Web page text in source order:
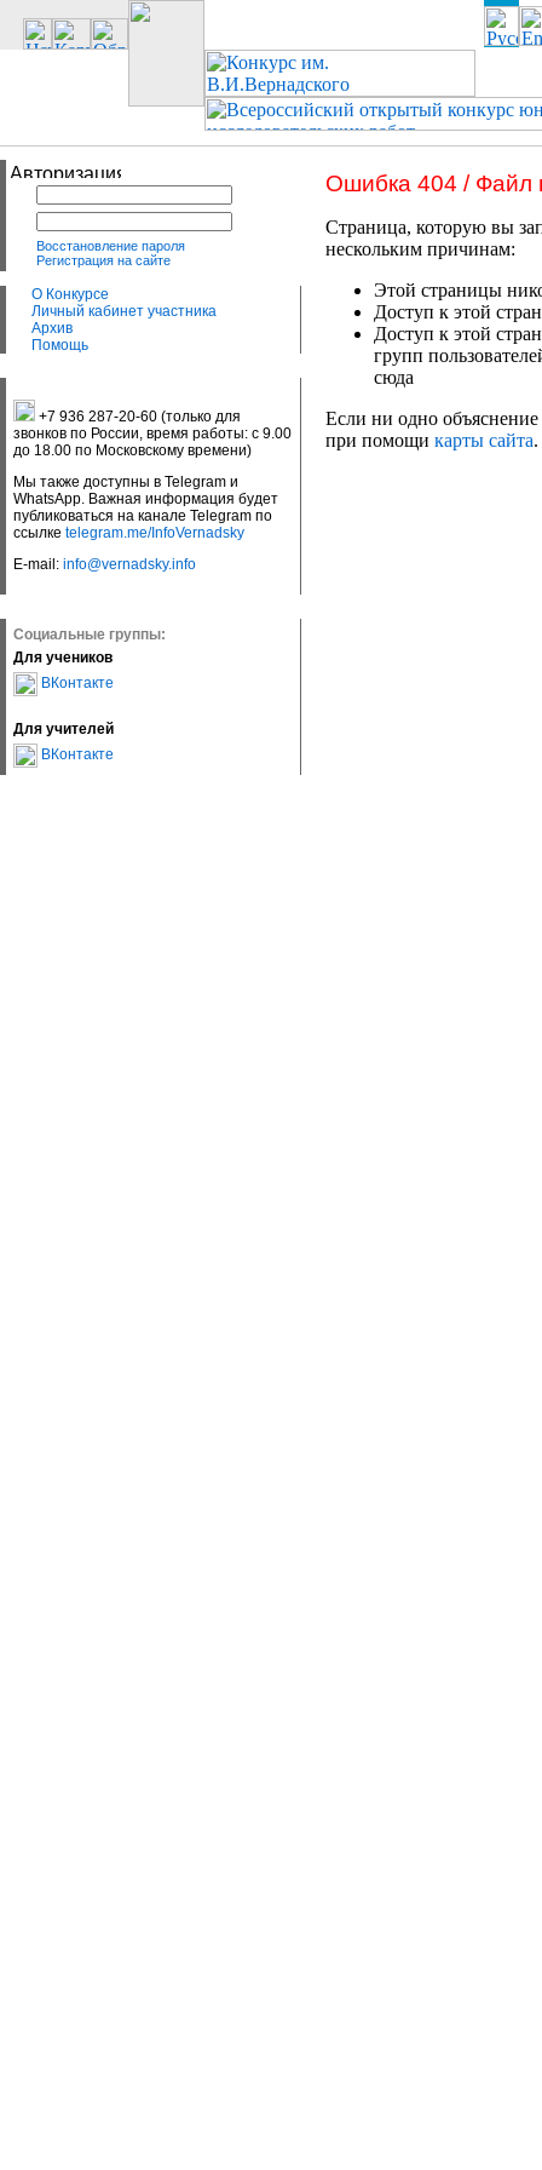
Восстановление пароля
Регистрация на сайте
О Конкурсе
Личный кабинет участника
Архив
Помощь
+7 936 287-20-60 (только для
звонков по России, время работы: с 9.00
до 18.00 по Московскому времени)
Мы также доступны в Telegram и
WhatsApp. Важная информация будет
публиковаться на канале Telegram по
ссылке telegram.me/InfoVernadsky
E-mail: info@vernadsky.info
Социальные группы:
Для учеников
ВКонтакте
Для учителей
ВКонтакте
Ошибка 404 / Файл
Страница, которую вы
нескольким причинам:
Этой страницы
Доступ к этой
Доступ к этой
групп
сюда
Если ни одно объяснение
при помощи карты сайта.